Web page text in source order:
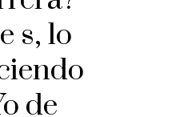
s, lo
de